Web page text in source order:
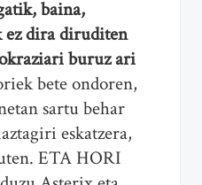
baina,
ez dira diruditen
buruz ari
bete ondoren,
sartu behar
eskatzera,
ETA HORI